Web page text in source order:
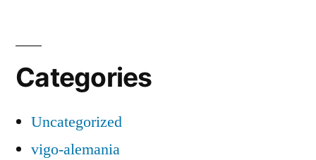
Categories
Uncategorized
vigo-alemania